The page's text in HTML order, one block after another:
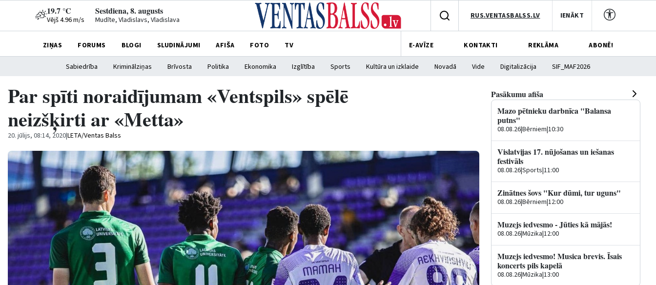
19.7 °C
Vējš 4.96 m/s
Sestdiena, 8. augusts
Mudīte, Vladislavs, Vladislava RUS.VENTASBALSS.LV IENĀKT
ZIŅAS FORUMS BLOGI SLUDINĀJUMI AFIŠA FOTO TV E-AVĪZE KONTAKTI REKLĀMA ABONĒ!
Sabiedrība Kriminālziņas Brīvosta Politika Ekonomika Izglītība Sports Kultūra un izklaide Novadā Vide Digitalizācija SIF_MAF2026
Par spīti noraidījumam «Ventspils» spēlē
neizšķirti ar «Metta»
20. jūlijs, 08:14, 2020|LETA/Ventas Balss
Pasākumu afiša
Mazo pētnieku darbnīca "Balansa
putns"
08.08.26|Bērniem|10:30
Vislatvijas 17. nūjošanas un iešanas
festivāls
08.08.26|Sports|11:00
Zinātnes šovs "Kur dūmi, tur uguns"
08.08.26|Bērniem|12:00
Muzejs iedvesmo - Jūties kā mājās!
08.08.26|Mūzika|12:00
Muzejs iedvesmo! Musica brevis. Īsais
koncerts pils kapelā
08.08.26|Mūzika|13:00